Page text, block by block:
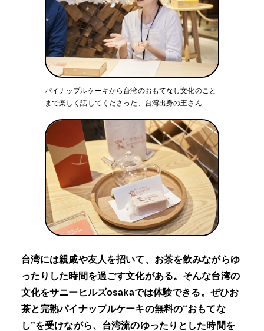
パイナップルケーキから台湾のおもてなし文化のこと
まで楽しく話してくださった、台湾出身の王さん
台湾には親戚や友人を招いて、お茶を飲みながらゆ
ったりした時間を過ごす文化がある。そんな台湾の
文化をサニーヒルズosakaでは体験できる。ぜひお
茶と完熟パイナップルケーキの無料の“おもてな
し”を受けながら、台湾流のゆったりとした時間を